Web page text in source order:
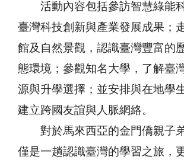
活動內容包括參訪智慧綠能
臺灣科技創新與產業發展成果；
館及自然景觀，認識臺灣豐富的
態環境；參觀知名大學，了解臺
源與升學選擇；並安排與在地學
建立跨國友誼與人脈網絡。
對於馬來西亞的金門僑親子
僅是一趟認識臺灣的學習之旅，